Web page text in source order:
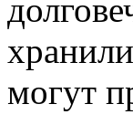
могут